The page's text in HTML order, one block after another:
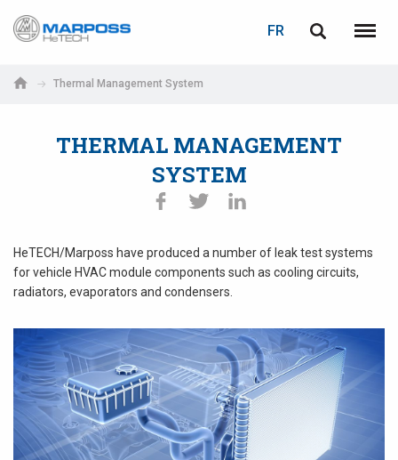
Marposs
FR
Menu
Thermal Management System
THERMAL MANAGEMENT
SYSTEM
HeTECH/Marposs have produced a number of leak test systems
for vehicle HVAC module components such as cooling circuits,
radiators, evaporators and condensers.
Italiano
日本語 (Japanese)
中文 (Chinese)
한국어 (Korean)
LOGIN PASSWORD RECOVERY
If you are not yet registered, you may do it now: it is free!
Click here!